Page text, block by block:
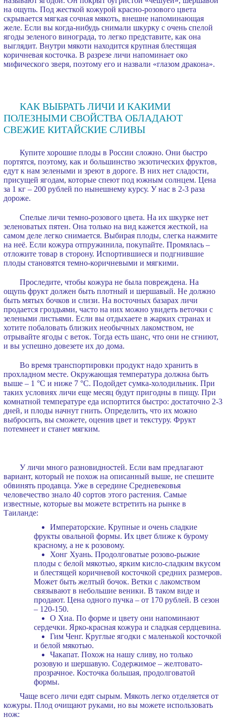
на ощупь. Под жесткой кожурой красно-розового цвета
скрывается мягкая сочная мякоть, внешне напоминающая
желе. Если вы когда-нибудь снимали шкурку с очень спелой
ягоды зеленого винограда, то легко представите, как она
выглядит. Внутри мякоти находится крупная блестящая
коричневая косточка. В разрезе личи напоминает око
мифического зверя, поэтому его и назвали «глазом дракона».
КАК ВЫБРАТЬ ЛИЧИ И КАКИМИ
ПОЛЕЗНЫМИ СВОЙСТВА ОБЛАДАЮТ
СВЕЖИЕ КИТАЙСКИЕ СЛИВЫ
Купите хорошие плоды в России сложно. Они быстро
портятся, поэтому, как и большинство экзотических фруктов,
едут к нам зелеными и зреют в дороге. В них нет сладости,
присущей ягодам, которые спеют под южным солнцем. Цена
за 1 кг – 200 рублей по нынешнему курсу. У нас в 2-3 раза
дороже.
Спелые личи темно-розового цвета. На их шкурке нет
зеленоватых пятен. Она только на вид кажется жесткой, на
самом деле легко снимается. Выбирая плоды, слегка нажмите
на неё. Если кожура отпружинила, покупайте. Промялась –
отложите товар в сторону. Испортившиеся и подгнившие
плоды становятся темно-коричневыми и мягкими.
Проследите, чтобы кожура не была повреждена. На
ощупь фрукт должен быть плотный и шершавый. Не должно
быть мятых бочков и слизи. На восточных базарах личи
продается гроздьями, часто на них можно увидеть веточки с
зелеными листьями. Если вы отдыхаете в жарких странах и
хотите побаловать близких необычных лакомством, не
отрывайте ягоды с веток. Тогда есть шанс, что они не сгниют,
и вы успешно довезете их до дома.
Во время транспортировки продукт надо хранить в
прохладном месте. Окружающая температура должна быть
выше – 1 °C и ниже 7 °C. Подойдет сумка-холодильник. При
таких условиях личи еще месяц будут пригодны в пищу. При
комнатной температуре еда испортится быстро: достаточно 2-3
дней, и плоды начнут гнить. Определить, что их можно
выбросить, вы сможете, оценив цвет и текстуру. Фрукт
потемнеет и станет мягким.
У личи много разновидностей. Если вам предлагают
вариант, который не похож на описанный выше, не спешите
обвинять продавца. Уже в середине Средневековья
человечество знало 40 сортов этого растения. Самые
известные, которые вы можете встретить на рынке в
Таиланде:
Императорские. Крупные и очень сладкие
фрукты овальной формы. Их цвет ближе к бурому
красному, а не к розовому.
Хонг Хуань. Продолговатые розово-рыжие
плоды с белой мякотью, ярким кисло-сладким вкусом
и блестящей коричневой косточкой средних размеров.
Может быть желтый бочок. Ветки с лакомством
связывают в небольшие веники. В таком виде и
продают. Цена одного пучка – от 170 рублей. В сезон
– 120-150.
О Хиа. По форме и цвету они напоминают
сердечки. Ярко-красная кожура и сладкая сердцевина.
Гим Ченг. Круглые ягодки с маленькой косточкой
и белой мякотью.
Чакапат. Похож на нашу сливу, но только
розовую и шершавую. Содержимое – желтовато-
прозрачное. Косточка большая, продолговатой
формы.
Чаще всего личи едят сырым. Мякоть легко отделяется от
кожуры. Плод очищают руками, но вы можете использовать
нож: